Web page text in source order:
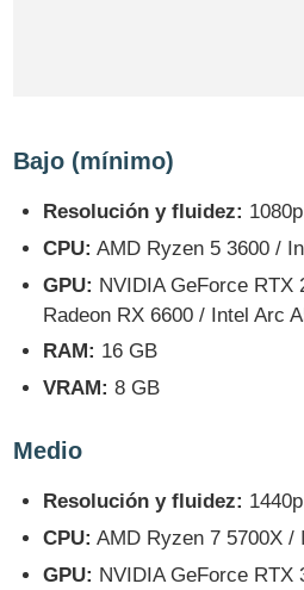
Bajo (mínimo)
Resolución y fluidez:
CPU: AMD Ryzen 5 3600 /
GPU: NVIDIA GeForce RTX
Radeon RX 6600 / Intel Arc
RAM: 16 GB
VRAM: 8 GB
Medio
Resolución y fluidez:
CPU: AMD Ryzen 7 5700X /
GPU: NVIDIA GeForce RTX